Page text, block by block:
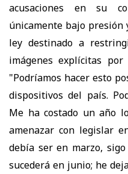
acusaciones en su
únicamente bajo presión
ley destinado a
imágenes explícitas
"Podríamos hacer esto
dispositivos del país.
Me ha costado un año
amenazar con legislar
debía ser en marzo,
sucederá en junio; he